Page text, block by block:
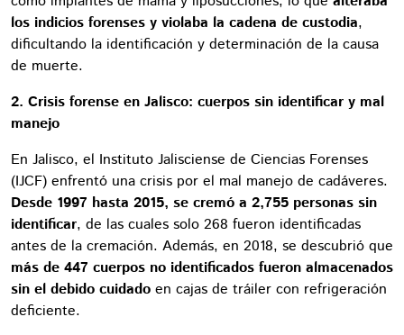
los indicios forenses y violaba la cadena de custodia,
dificultando la identificación y determinación de la causa
de muerte.
2. Crisis forense en Jalisco: cuerpos sin identificar y mal
manejo
En Jalisco, el Instituto Jalisciense de Ciencias Forenses
(IJCF) enfrentó una crisis por el mal manejo de cadáveres.
Desde 1997 hasta 2015, se cremó a 2,755 personas sin
identificar, de las cuales solo 268 fueron identificadas
antes de la cremación. Además, en 2018, se descubrió que
más de 447 cuerpos no identificados fueron almacenados
sin el debido cuidado en cajas de tráiler con refrigeración
deficiente.